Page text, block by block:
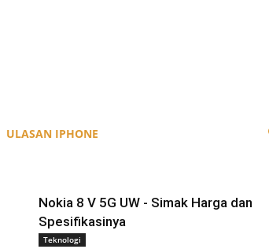
ULASAN IPHONE
Nokia 8 V 5G UW - Simak Harga dan
Spesifikasinya
Teknologi